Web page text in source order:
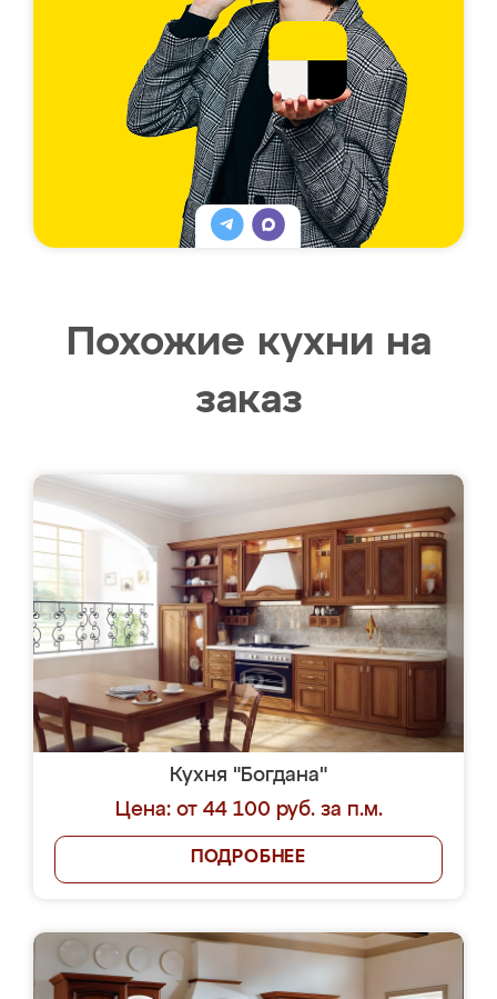
Похожие кухни на
заказ
Кухня "Богдана"
Цена: от 44 100 руб. за п.м.
ПОДРОБНЕЕ